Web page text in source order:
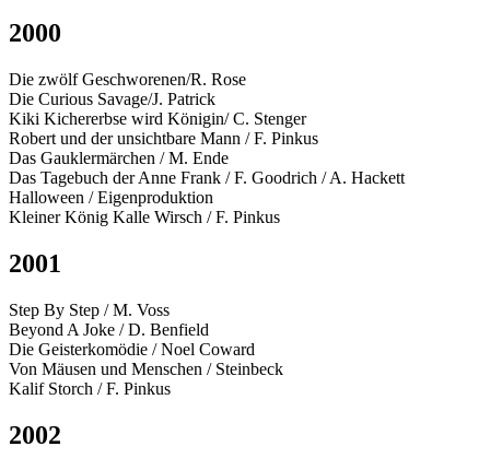
2000
Die zwölf Geschworenen/R. Rose
Die Curious Savage/J. Patrick
Kiki Kichererbse wird Königin/ C. Stenger
Robert und der unsichtbare Mann / F. Pinkus
Das Gauklermärchen / M. Ende
Das Tagebuch der Anne Frank / F. Goodrich / A. Hackett
Halloween / Eigenproduktion
Kleiner König Kalle Wirsch / F. Pinkus
2001
Step By Step / M. Voss
Beyond A Joke / D. Benfield
Die Geisterkomödie / Noel Coward
Von Mäusen und Menschen / Steinbeck
Kalif Storch / F. Pinkus
2002